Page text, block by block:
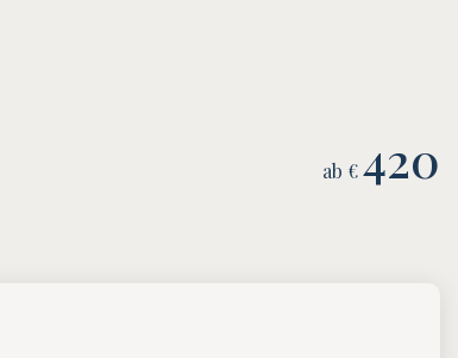
ab €420